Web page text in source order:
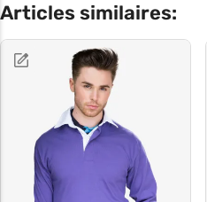
Articles similaires: